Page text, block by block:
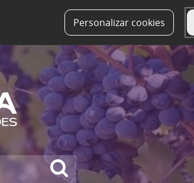
Personalizar cookies